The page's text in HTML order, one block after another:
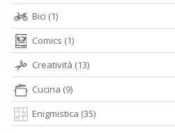
Bici (1)
Comics (1)
Creatività (13)
Cucina (9)
Enigmistica (35)